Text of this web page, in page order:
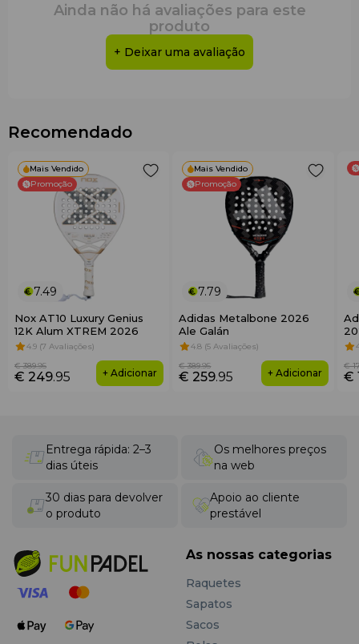
Ainda não há avaliações para este
produto
+ Deixar uma avaliação
Recomendado
Mais Vendido
Promoção
7.49
Nox AT10 Luxury Genius
12K Alum XTREM 2026
4.9 (7 Avaliações)
€ 249.95
€ 389.95
+ Adicionar
Mais Vendido
Promoção
7.79
Adidas Metalbone 2026
Ale Galán
4.8 (5 Avaliações)
€ 259.95
€ 389.95
+ Adicionar €
€
Entrega rápida: 2–3
dias úteis
Os melhores preços
na web
30 dias para devolver
o produto
Apoio ao cliente
prestável
As nossas categorias
Raquetes
Sapatos
Sacos